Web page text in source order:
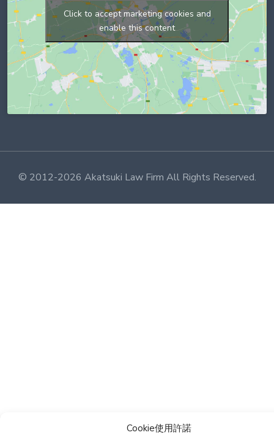
Cookie使用許諾
Click to accept marketing cookies and
enable this content
© 2012-2026 Akatsuki Law Firm All Rights Reserved.